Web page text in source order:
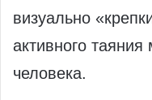
визуально
активного
человека.